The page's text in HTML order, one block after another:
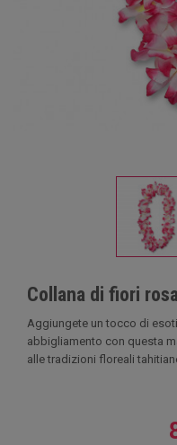
Collana di fiori rosa
Aggiungete un tocco di
abbigliamento con questa
alle tradizioni floreali